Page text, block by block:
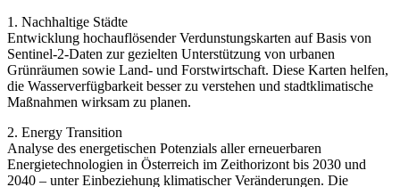
1. Nachhaltige Städte
Entwicklung hochauflösender Verdunstungskarten auf Basis von
Sentinel-2-Daten zur gezielten Unterstützung von urbanen
Grünräumen sowie Land- und Forstwirtschaft. Diese Karten helfen,
die Wasserverfügbarkeit besser zu verstehen und stadtklimatische
Maßnahmen wirksam zu planen.
2. Energy Transition
Analyse des energetischen Potenzials aller erneuerbaren
Energietechnologien in Österreich im Zeithorizont bis 2030 und
2040 – unter Einbeziehung klimatischer Veränderungen. Die